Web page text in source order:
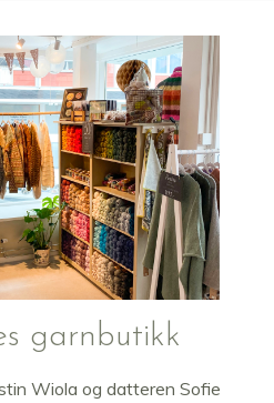
garnbutikk
Wiola og datteren Sofie